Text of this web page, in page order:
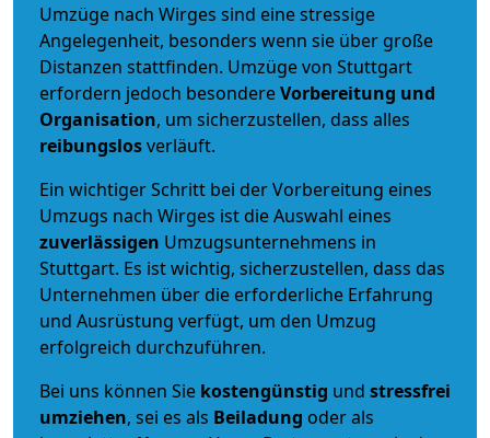
Umzüge nach Wirges sind eine stressige
Angelegenheit, besonders wenn sie über große
Distanzen stattfinden. Umzüge von Stuttgart
erfordern jedoch besondereVorbereitung und
Organisation, um sicherzustellen, dass alles
reibungslosverläuft.
Ein wichtiger Schritt bei der Vorbereitung eines
Umzugs nach Wirges ist die Auswahl eines
zuverlässigen Umzugsunternehmens in
Stuttgart. Es ist wichtig, sicherzustellen, dass das
Unternehmen über die erforderliche Erfahrung
und Ausrüstung verfügt, um den Umzug
erfolgreich durchzuführen.
Bei uns können Sie kostengünstig und stressfrei
umziehen, sei es als Beiladung oder als